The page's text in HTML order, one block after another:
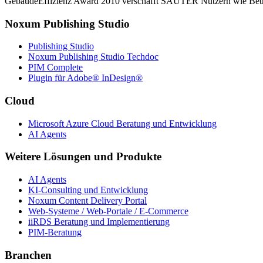
Noxum Publishing Studio
Publishing Studio
Noxum Publishing Studio Techdoc
PIM Complete
Plugin für Adobe® InDesign®
Cloud
Microsoft Azure Cloud Beratung und Entwicklung
AI Agents
Weitere Lösungen und Produkte
AI Agents
KI-Consulting und Entwicklung
Noxum Content Delivery Portal
Web-Systeme / Web-Portale / E-Commerce
iiRDS Beratung und Implementierung
PIM-Beratung
Branchen